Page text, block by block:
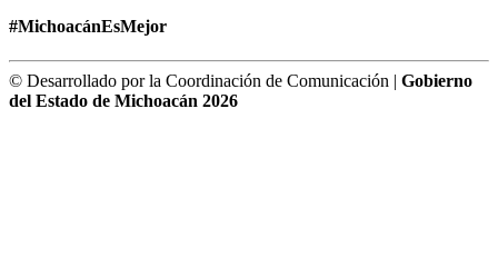
#MichoacánEsMejor
© Desarrollado por la Coordinación de Comunicación | Gobierno
del Estado de Michoacán 2026